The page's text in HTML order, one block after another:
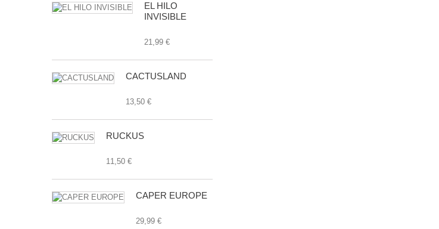
EL HILO
INVISIBLE
21,99 €
CACTUSLAND
13,50 €
RUCKUS
11,50 €
CAPER EUROPE
29,99 €